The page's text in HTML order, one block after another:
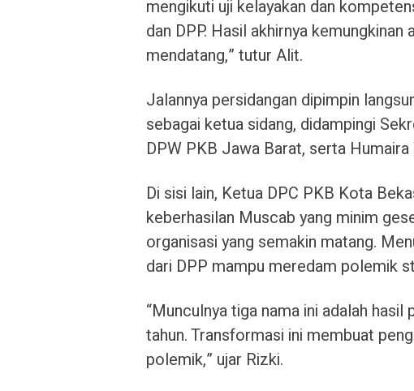
mengikuti uji kelayakan dan
dan DPP. Hasil akhirnya
mendatang,” tutur Alit.
Jalannya persidangan dipimpin
sebagai ketua sidang, didampingi
DPW PKB Jawa Barat, serta
Di sisi lain, Ketua DPC PKB Kota
keberhasilan Muscab yang minim
organisasi yang semakin matang.
dari DPP mampu meredam polemik
“Munculnya tiga nama ini adalah
tahun. Transformasi ini membuat
polemik,” ujar Rizki.